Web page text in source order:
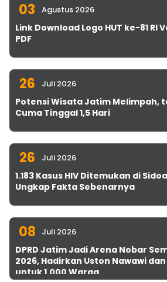
03 Agustus 2026
Link Download Logo HUT ke-81 RI
PDF
26 Juli 2026
Potensi Wisata Jatim Melimpah,
Cuma Tinggal 1,5 Hari
26 Juli 2026
1.183 Kasus HIV Ditemukan di
Ungkap Fakta Sebenarnya
08 Juli 2026
DPRD Jatim Jadi Arena Nobar
2026, Hadirkan Uston Nawawi
untuk 1.000 Warga